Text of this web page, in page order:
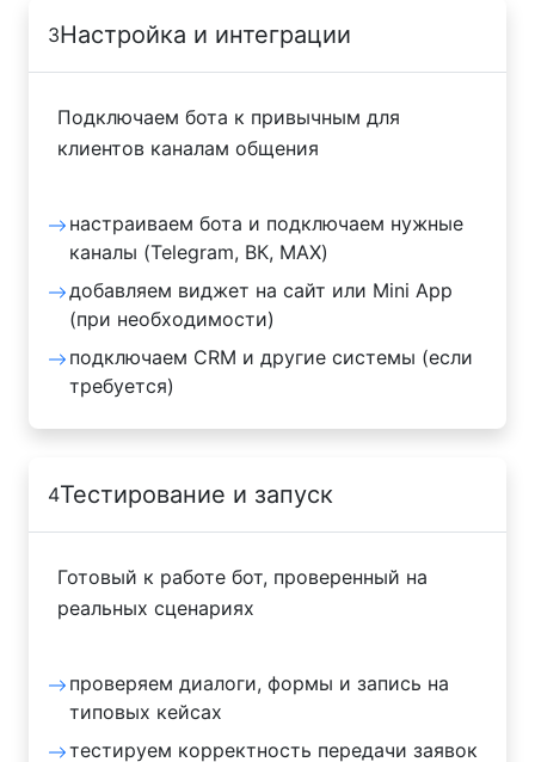
3Настройка и интеграции
Подключаем бота к привычным для
клиентов каналам общения
настраиваем бота и подключаем нужные
каналы (Telegram, ВК, MAX)
добавляем виджет на сайт или Mini App
(при необходимости)
подключаем CRM и другие системы (если
требуется)
4Тестирование и запуск
Готовый к работе бот, проверенный на
реальных сценариях
проверяем диалоги, формы и запись на
типовых кейсах
тестируем корректность передачи заявок